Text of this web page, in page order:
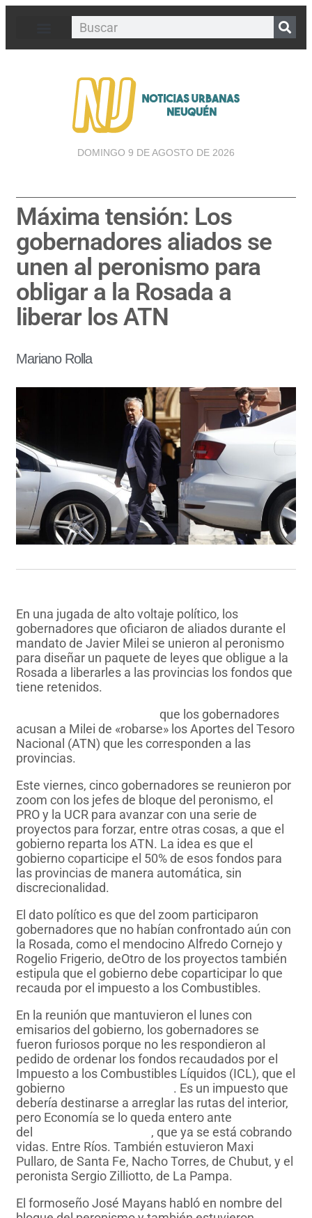
DOMINGO 9 DE AGOSTO DE 2026
Máxima tensión: Los
gobernadores aliados se
unen al peronismo para
obligar a la Rosada a
liberar los ATN
Mariano Rolla
En una jugada de alto voltaje político, los
gobernadores que oficiaron de aliados durante el
mandato de Javier Milei se unieron al peronismo
para diseñar un paquete de leyes que obligue a la
Rosada a liberarles a las provincias los fondos que
tiene retenidos.
que los gobernadores
acusan a Milei de «robarse» los Aportes del Tesoro
Nacional (ATN) que les corresponden a las
provincias.
Este viernes, cinco gobernadores se reunieron por
zoom con los jefes de bloque del peronismo, el
PRO y la UCR para avanzar con una serie de
proyectos para forzar, entre otras cosas, a que el
gobierno reparta los ATN. La idea es que el
gobierno coparticipe el 50% de esos fondos para
las provincias de manera automática, sin
discrecionalidad.
El dato político es que del zoom participaron
gobernadores que no habían confrontado aún con
la Rosada, como el mendocino Alfredo Cornejo y
Rogelio Frigerio, deOtro de los proyectos también
estipula que el gobierno debe coparticipar lo que
recauda por el impuesto a los Combustibles.
En la reunión que mantuvieron el lunes con
emisarios del gobierno, los gobernadores se
fueron furiosos porque no les respondieron al
pedido de ordenar los fondos recaudados por el
Impuesto a los Combustibles Líquidos (ICL), que el
gobierno
. Es un impuesto que
debería destinarse a arreglar las rutas del interior,
pero Economía se lo queda entero ante
del
, que ya se está cobrando
vidas. Entre Ríos. También estuvieron Maxi
Pullaro, de Santa Fe, Nacho Torres, de Chubut, y el
peronista Sergio Zilliotto, de La Pampa.
El formoseño José Mayans habló en nombre del